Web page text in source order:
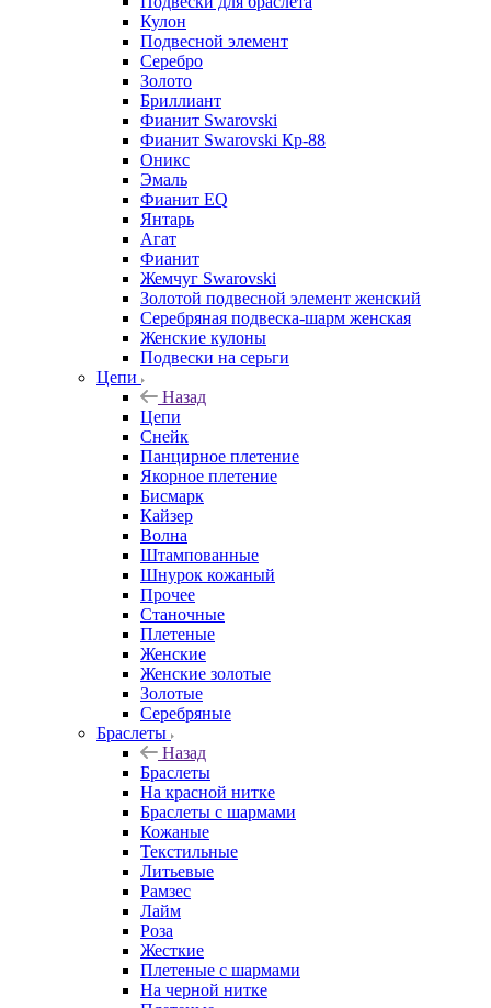
Кулон
Подвесной элемент
Серебро
Золото
Бриллиант
Фианит Swarovski
Фианит Swarovski Кр-88
Оникс
Эмаль
Фианит EQ
Янтарь
Агат
Фианит
Жемчуг Swarovski
Золотой подвесной элемент женcкий
Серебряная подвеска-шарм женская
Женские кулоны
Подвески на серьги
Цепи
Назад
Цепи
Снейк
Панцирное плетение
Якорное плетение
Бисмарк
Кайзер
Волна
Штампованные
Шнурок кожаный
Прочее
Станочные
Плетеные
Женские
Женские золотые
Золотые
Серебряные
Браслеты
Назад
Браслеты
На красной нитке
Браслеты с шармами
Кожаные
Текстильные
Литьевые
Рамзес
Лайм
Роза
Жесткие
Плетеные с шармами
На черной нитке